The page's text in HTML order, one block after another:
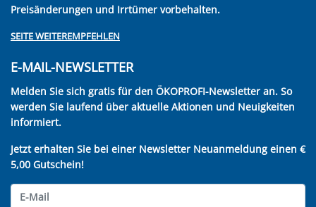
Preisänderungen und Irrtümer vorbehalten.
SEITE WEITEREMPFEHLEN
E-MAIL-NEWSLETTER
Melden Sie sich gratis für den ÖKOPROFI-Newsletter an. So
werden Sie laufend über aktuelle Aktionen und Neuigkeiten
informiert.
Jetzt erhalten Sie bei einer Newsletter Neuanmeldung einen €
5,00 Gutschein!